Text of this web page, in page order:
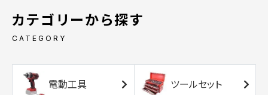
カテゴリーから探す
CATEGORY
電動工具 ツールセット